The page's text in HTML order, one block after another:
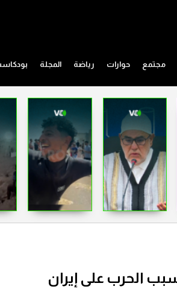
مجتمع حوارات رياضة المجلة